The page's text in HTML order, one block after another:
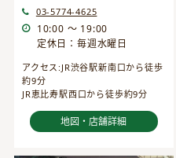
03-5774-4625
10:00 ～ 19:00
定休日：毎週水曜日
アクセス:JR渋谷駅新南口から徒歩
約9分
JR恵比寿駅西口から徒歩約9分
地図・店舗詳細